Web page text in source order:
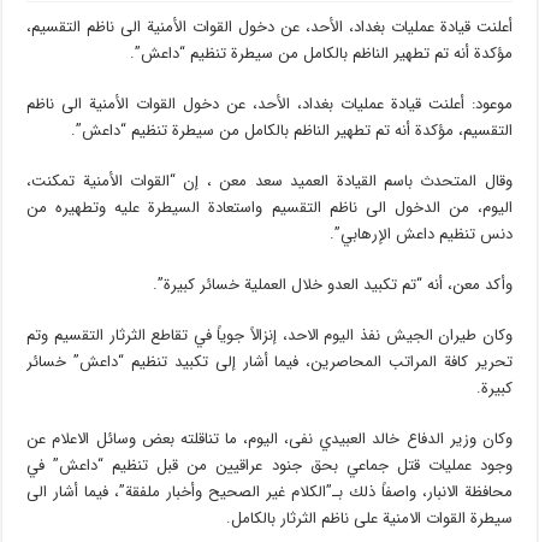
أعلنت قيادة عمليات بغداد، الأحد، عن دخول القوات الأمنية الى ناظم التقسيم،
مؤكدة أنه تم تطهير الناظم بالكامل من سيطرة تنظيم “داعش”.
موعود: أعلنت قيادة عمليات بغداد، الأحد، عن دخول القوات الأمنية الى ناظم
التقسيم، مؤكدة أنه تم تطهير الناظم بالكامل من سيطرة تنظيم “داعش”.
وقال المتحدث باسم القيادة العميد سعد معن ، إن “القوات الأمنية تمكنت،
اليوم، من الدخول الى ناظم التقسيم واستعادة السيطرة عليه وتطهيره من
دنس تنظيم داعش الإرهابي”.
وأكد معن، أنه “تم تكبيد العدو خلال العملية خسائر كبيرة”.
وكان طيران الجيش نفذ اليوم الاحد، إنزالاً جوياً في تقاطع الثرثار التقسيم وتم
تحرير كافة المراتب المحاصرين، فيما أشار إلى تكبيد تنظيم “داعش” خسائر
كبيرة.
وكان وزير الدفاع خالد العبيدي نفى، اليوم، ما تناقلته بعض وسائل الاعلام عن
وجود عمليات قتل جماعي بحق جنود عراقيين من قبل تنظيم “داعش” في
محافظة الانبار، واصفاً ذلك بـ”الكلام غير الصحيح وأخبار ملفقة”، فيما أشار الى
سيطرة القوات الامنية على ناظم الثرثار بالكامل.